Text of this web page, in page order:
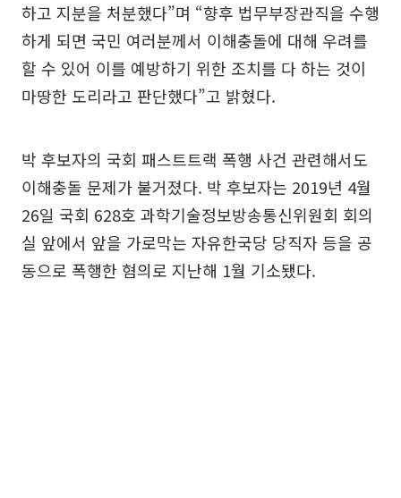
하고 지분을 처분했다”며 “향후 법무부장관직을 수행
하게 되면 국민 여러분께서 이해충돌에 대해 우려를
할 수 있어 이를 예방하기 위한 조치를 다 하는 것이
마땅한 도리라고 판단했다”고 밝혔다.
박 후보자의 국회 패스트트랙 폭행 사건 관련해서도
이해충돌 문제가 불거졌다. 박 후보자는 2019년 4월
26일 국회 628호 과학기술정보방송통신위원회 회의
실 앞에서 앞을 가로막는 자유한국당 당직자 등을 공
동으로 폭행한 혐의로 지난해 1월 기소됐다.